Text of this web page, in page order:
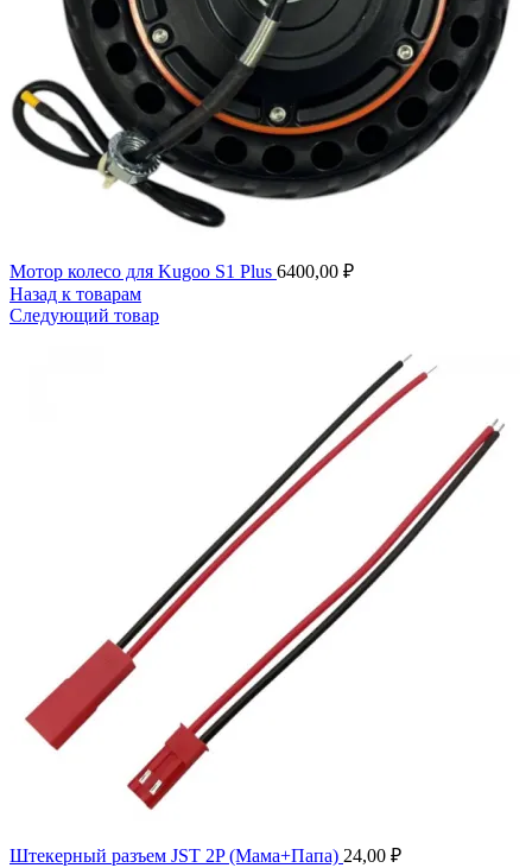
Мотор колесо для Kugoo S1 Plus 6400,00 ₽
Назад к товарам
Следующий товар
Штекерный разъем JST 2P (Мама+Папа) 24,00 ₽